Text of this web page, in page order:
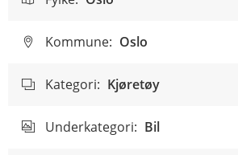
Kommune: Oslo
Kategori: Kjøretøy
Underkategori: Bil